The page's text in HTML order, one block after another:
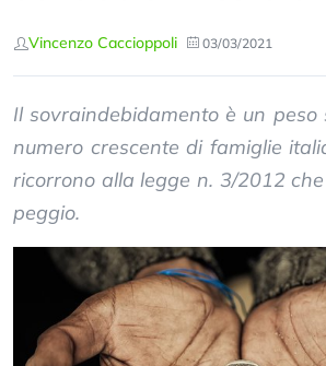
Vincenzo Caccioppoli 03/03/2021
Il sovraindebidamento è un peso
numero crescente di famiglie
ricorrono alla legge n. 3/2012
peggio.